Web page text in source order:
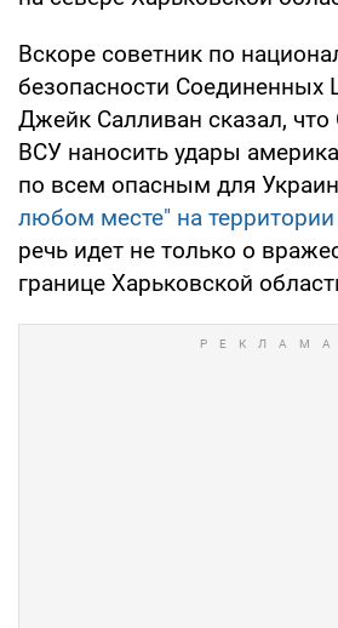
Вскоре советник по
безопасности Соединенных
Джейк Салливан сказал,
ВСУ наносить удары
по всем опасным для
любом месте" на
речь идет не только о
границе Харьковской